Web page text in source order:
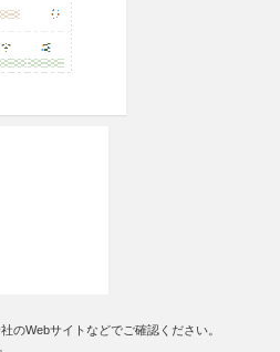
。
のWebサイトなどでご確認ください。